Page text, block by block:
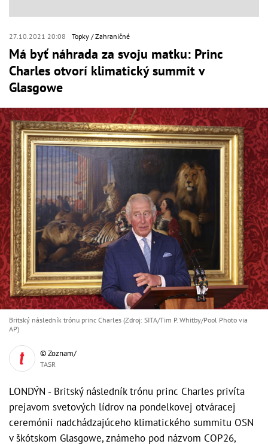
27.10.2021 20:08 Topky Zahraničné
Má byť náhrada za svoju matku: Princ
Charles otvorí klimatický summit v
Glasgowe
Britský následník trónu princ Charles (Zdroj: SITA/Tim P. Whitby/Pool Photo via
AP)
© Zoznam/
TASR
LONDÝN - Britský následník trónu princ Charles privíta
prejavom svetových lídrov na pondelkovej otváracej
ceremónii nadchádzajúceho klimatického summitu OSN
v škótskom Glasgowe, známeho pod názvom COP26,